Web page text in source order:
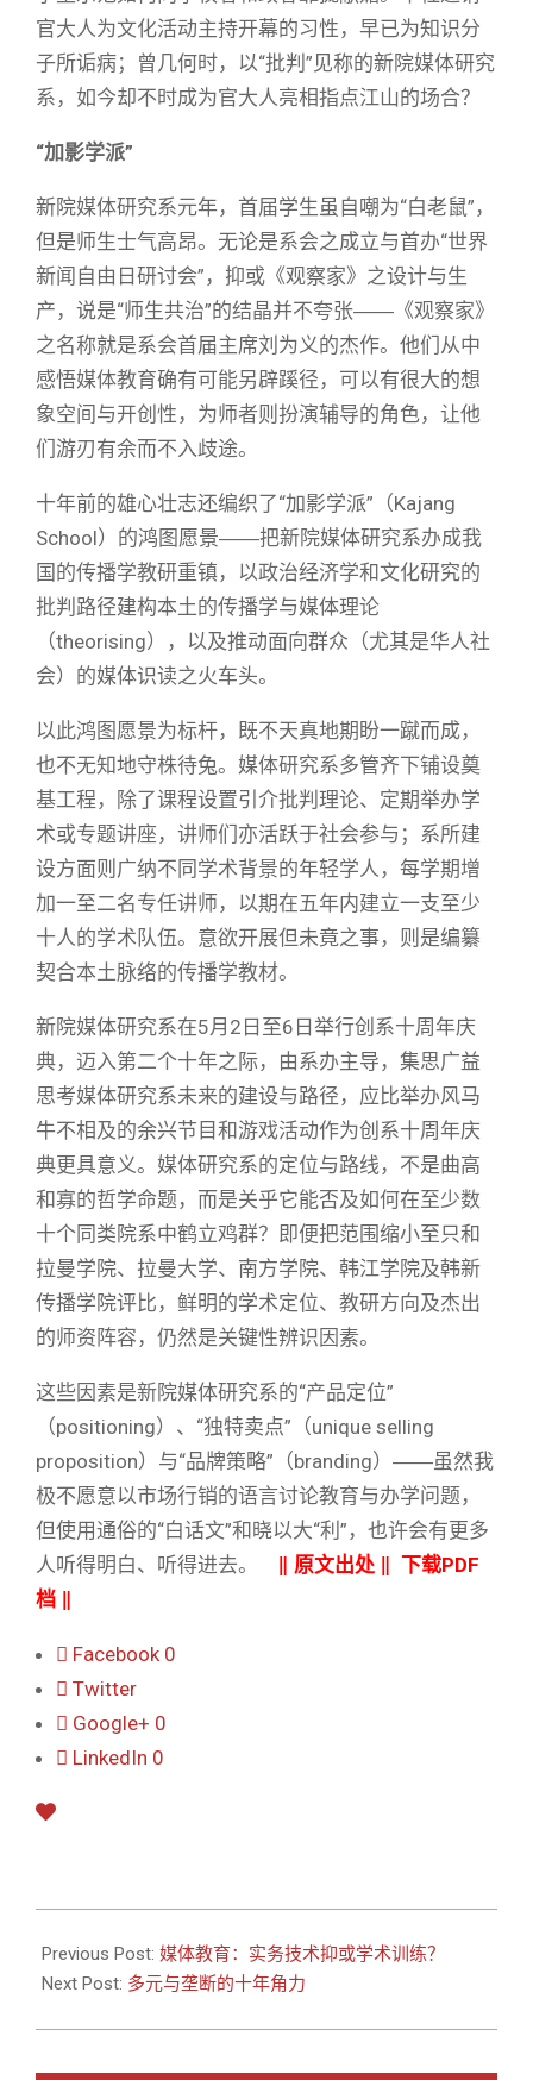
官大人为文化活动主持开幕的习性，早已为知识分
子所诟病；曾几何时，以“批判”见称的新院媒体研究
系，如今却不时成为官大人亮相指点江山的场合？
“加影学派”
新院媒体研究系元年，首届学生虽自嘲为“白老鼠”，
但是师生士气高昂。无论是系会之成立与首办“世界
新闻自由日研讨会”，抑或《观察家》之设计与生
产，说是“师生共治”的结晶并不夸张――《观察家》
之名称就是系会首届主席刘为义的杰作。他们从中
感悟媒体教育确有可能另辟蹊径，可以有很大的想
象空间与开创性，为师者则扮演辅导的角色，让他
们游刃有余而不入歧途。
十年前的雄心壮志还编织了“加影学派”（Kajang
School）的鸿图愿景――把新院媒体研究系办成我
国的传播学教研重镇，以政治经济学和文化研究的
批判路径建构本土的传播学与媒体理论
（theorising），以及推动面向群众（尤其是华人社
会）的媒体识读之火车头。
以此鸿图愿景为标杆，既不天真地期盼一蹴而成，
也不无知地守株待兔。媒体研究系多管齐下铺设奠
基工程，除了课程设置引介批判理论、定期举办学
术或专题讲座，讲师们亦活跃于社会参与；系所建
设方面则广纳不同学术背景的年轻学人，每学期增
加一至二名专任讲师，以期在五年内建立一支至少
十人的学术队伍。意欲开展但未竟之事，则是编纂
契合本土脉络的传播学教材。
新院媒体研究系在5月2日至6日举行创系十周年庆
典，迈入第二个十年之际，由系办主导，集思广益
思考媒体研究系未来的建设与路径，应比举办风马
牛不相及的余兴节目和游戏活动作为创系十周年庆
典更具意义。媒体研究系的定位与路线，不是曲高
和寡的哲学命题，而是关乎它能否及如何在至少数
十个同类院系中鹤立鸡群？即便把范围缩小至只和
拉曼学院、拉曼大学、南方学院、韩江学院及韩新
传播学院评比，鲜明的学术定位、教研方向及杰出
的师资阵容，仍然是关键性辨识因素。
这些因素是新院媒体研究系的“产品定位”
（positioning）、“独特卖点”（unique selling
proposition）与“品牌策略”（branding）――虽然我
极不愿意以市场行销的语言讨论教育与办学问题，
但使用通俗的“白话文”和晓以大“利”，也许会有更多
人听得明白、听得进去。
原文出处‖ 下载PDF
档
Facebook 0
Twitter
Google+ 0
LinkedIn 0
05-
05
Previous Post: 媒体教育：实务技术抑或学术训练？
Next Post: 多元与垄断的十年角力